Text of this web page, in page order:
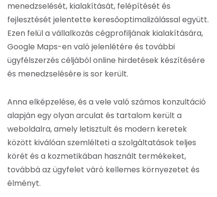
menedzselését, kialakítását, felépítését és
fejlesztését jelentette keresőoptimalizálással együtt.
Ezen felül a vállalkozás cégprofiljának kialakítására,
Google Maps-en való jelenlétére és további
ügyfélszerzés céljából online hirdetések készítésére
és menedzselésére is sor került.
Anna elképzelése, és a vele való számos konzultáció
alapján egy olyan arculat és tartalom került a
weboldalra, amely letisztult és modern keretek
között kiválóan szemlélteti a szolgáltatások teljes
körét és a kozmetikában használt termékeket,
továbbá az ügyfelet váró kellemes környezetet és
élményt.